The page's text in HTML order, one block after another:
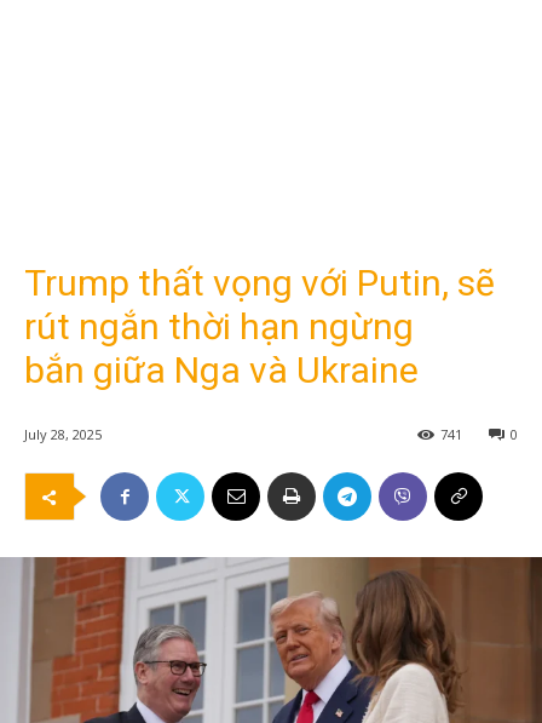
Trump thất vọng với Putin, sẽ
rút ngắn thời hạn ngừng
bắn giữa Nga và Ukraine
July 28, 2025 0
741